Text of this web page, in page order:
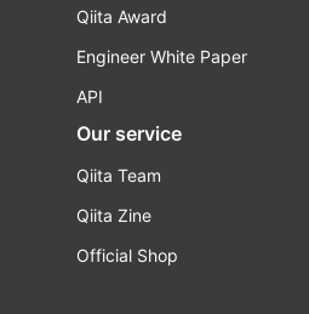
Qiita Award
Engineer White Paper
API
Our service
Qiita Team
Qiita Zine
Official Shop